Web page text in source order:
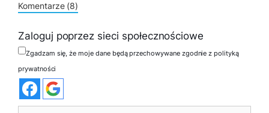
Komentarze (8)
Zaloguj poprzez sieci społecznościowe
Zgadzam się, że moje dane będą przechowywane zgodnie z polityką
prywatności